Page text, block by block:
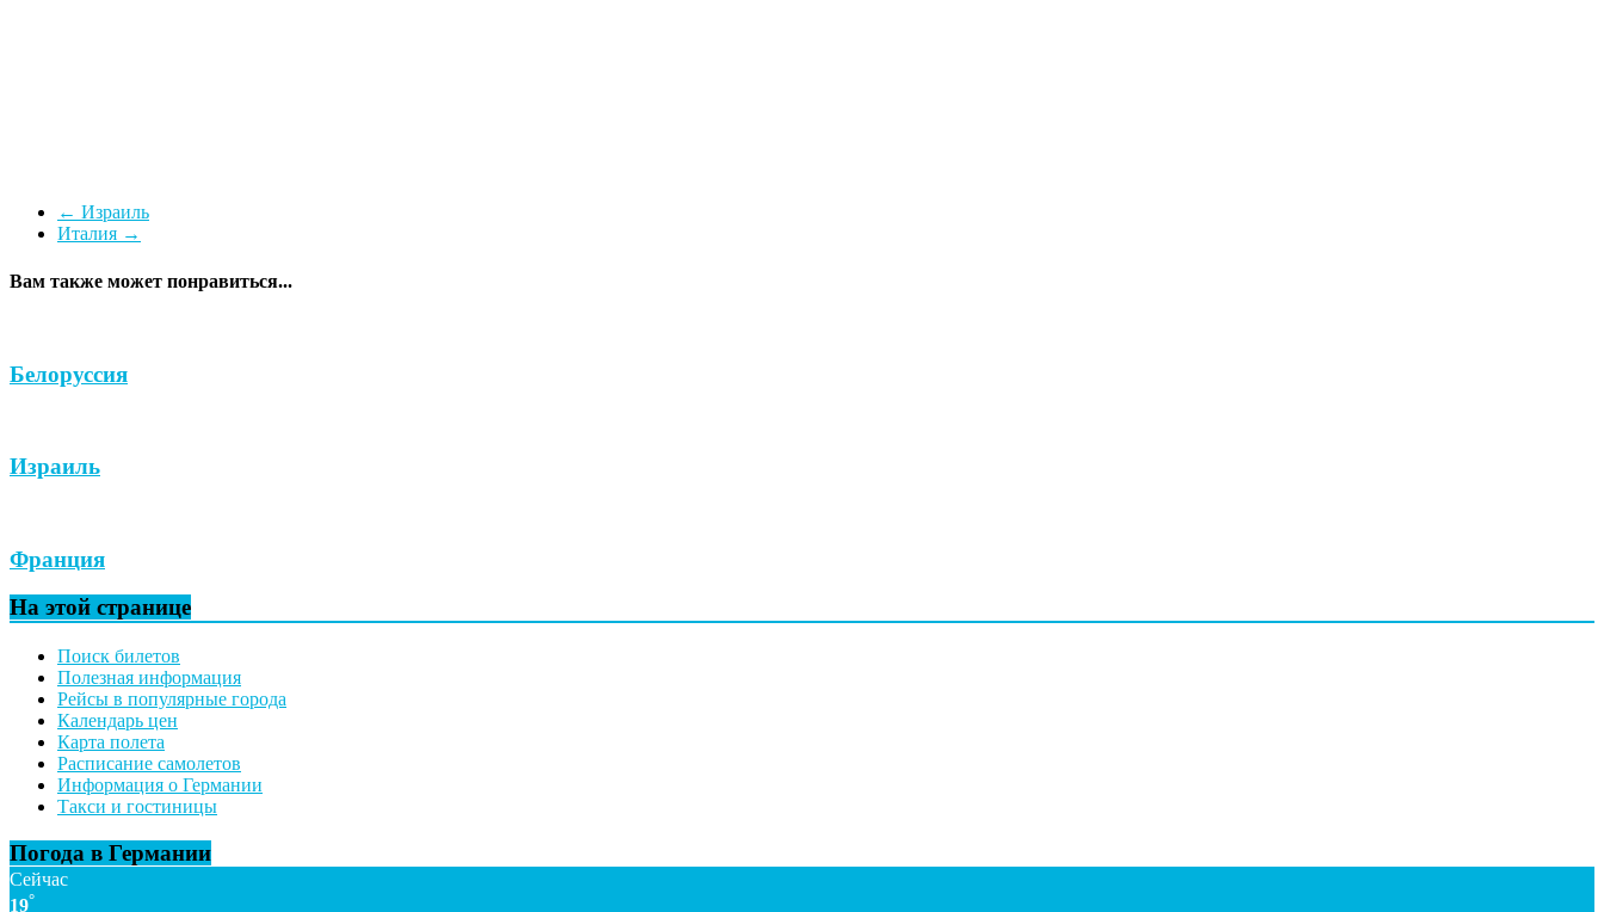
← Израиль
Италия →
Вам также может понравиться...
Белоруссия
Израиль
Франция
На этой странице
Поиск билетов
Полезная информация
Рейсы в популярные города
Календарь цен
Карта полета
Расписание самолетов
Информация о Германии
Такси и гостиницы
Погода в Германии
Сейчас
19°